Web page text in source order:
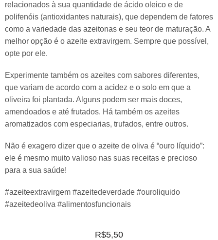
relacionados à sua quantidade de ácido oleico e de
polifenóis (antioxidantes naturais), que dependem de fatores
como a variedade das azeitonas e seu teor de maturação. A
melhor opção é o azeite extravirgem. Sempre que possível,
opte por ele.
Experimente também os azeites com sabores diferentes,
que variam de acordo com a acidez e o solo em que a
oliveira foi plantada. Alguns podem ser mais doces,
amendoados e até frutados. Há também os azeites
aromatizados com especiarias, trufados, entre outros.
Não é exagero dizer que o azeite de oliva é “ouro líquido”:
ele é mesmo muito valioso nas suas receitas e precioso
para a sua saúde!
#azeiteextravirgem #azeitedeverdade #ouroliquido
#azeitedeoliva #alimentosfuncionais
R$5,50